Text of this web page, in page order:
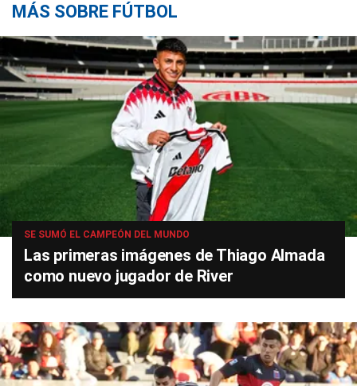
MÁS SOBRE FÚTBOL
SE SUMÓ EL CAMPEÓN DEL MUNDO
Las primeras imágenes de Thiago Almada
como nuevo jugador de River